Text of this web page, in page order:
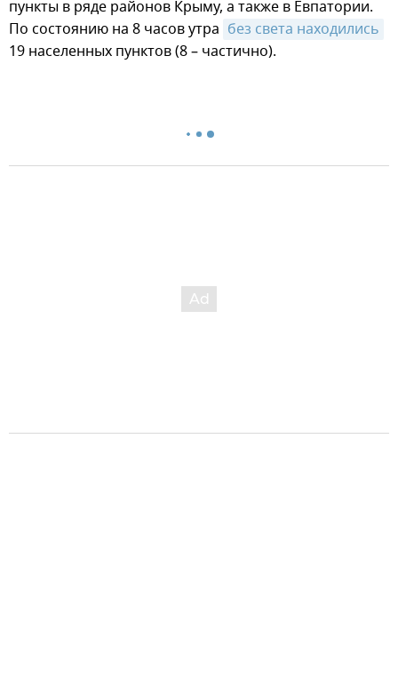
пункты в ряде районов Крыму, а также в Евпатории.
По состоянию на 8 часов утра без света находились
19 населенных пунктов (8 – частично).